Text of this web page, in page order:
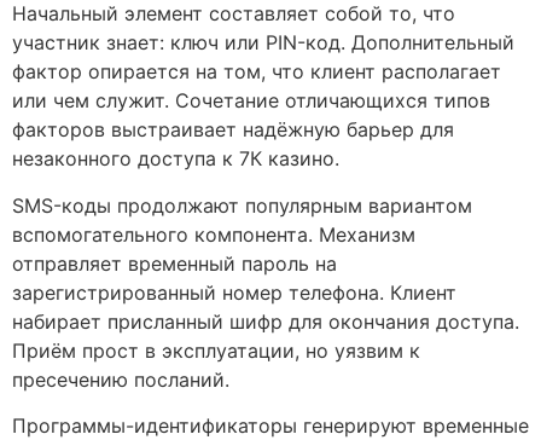
Начальный элемент составляет собой то, что
участник знает: ключ или PIN-код. Дополнительный
фактор опирается на том, что клиент располагает
или чем служит. Сочетание отличающихся типов
факторов выстраивает надёжную барьер для
незаконного доступа к 7К казино.
SMS-коды продолжают популярным вариантом
вспомогательного компонента. Механизм
отправляет временный пароль на
зарегистрированный номер телефона. Клиент
набирает присланный шифр для окончания доступа.
Приём прост в эксплуатации, но уязвим к
пресечению посланий.
Программы-идентификаторы генерируют временные